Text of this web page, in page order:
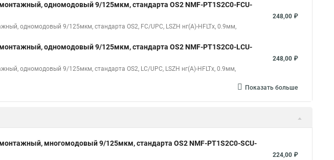
одномодовый 9/125мкм, стандарта OS2 NMF-PT1S2C0-FCU-
одномодовый 9/125мкм, стандарта OS2, FC/UPC, LSZH нг(A)-HFLTx, 0.9мм,
248,00 ₽
одномодовый 9/125мкм, стандарта OS2 NMF-PT1S2C0-LCU-
одномодовый 9/125мкм, стандарта OS2, LC/UPC, LSZH нг(A)-HFLTx, 0.9мм,
248,00 ₽
Показать больше
многомодовый 9/125мкм, стандарта OS2 NMF-PT1S2C0-SCU-
224,00 ₽